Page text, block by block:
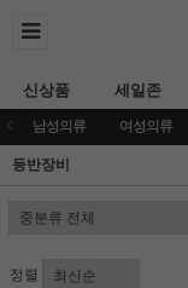
신상품 세일존
남성의류 여성의류
등반장비
정렬